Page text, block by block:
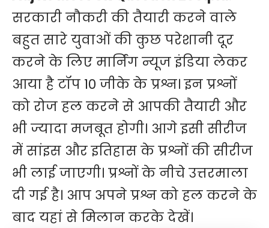
सरकारी नौकरी की तैयारी करने वाले
बहुत सारे युवाओं की कुछ परेशानी दूर
करने के लिए मार्निंग न्यूज इंडिया लेकर
आया है टॉप 10 जीके के प्रश्न। इन प्रश्नों
को रोज हल करने से आपकी तैयारी और
भी ज्यादा मजबूत होगी। आगे इसी सीरीज
में सांइस और इतिहास के प्रश्नों की सीरीज
भी लाई जाएगी। प्रश्नों के नीचे उत्तरमाला
दी गई है। आप अपने प्रश्न को हल करने के
बाद यहां से मिलान करके देखें।